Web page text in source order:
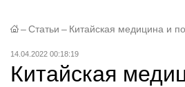
– Статьи – Китайская медицина и
14.04.2022 00:18:19
Китайская